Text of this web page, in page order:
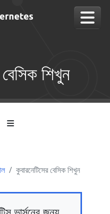
শিখুন
কুবারনেটিসের বেসিক শিখুন